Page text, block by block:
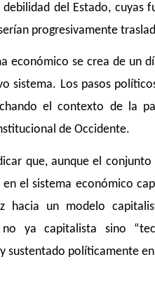
del Estado, cuyas
progresivamente
económico se crea de un
sistema. Los pasos
el contexto de la
de Occidente.
que, aunque el
en el sistema económico
hacia un modelo
ya capitalista sino
sustentado políticamente